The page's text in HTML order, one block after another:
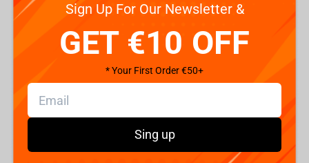
Pillow - Headrest World of Tanks "Logo" for gaming chairs
Sign Up For Our Newsletter &
GET €10 OFF
* Your First Order €50+
Sing up